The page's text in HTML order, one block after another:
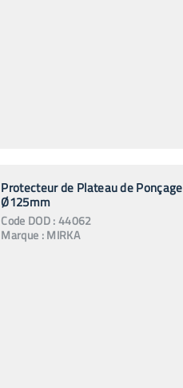
Protecteur de Plateau de Ponçage
Ø125mm
Code DOD:44062
Marque :MIRKA